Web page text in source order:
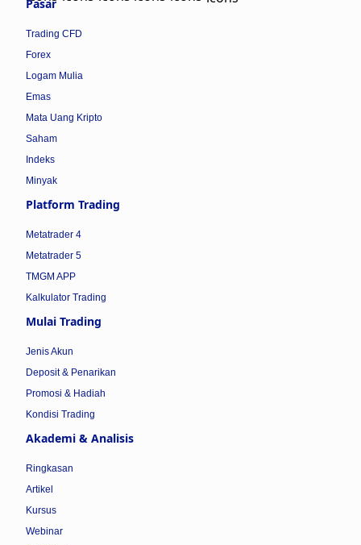
Pasar
Trading CFD
Forex
Logam Mulia
Emas
Mata Uang Kripto
Saham
Indeks
Minyak
Platform Trading
Metatrader 4
Metatrader 5
TMGM APP
Kalkulator Trading
Mulai Trading
Jenis Akun
Deposit & Penarikan
Promosi & Hadiah
Kondisi Trading
Akademi & Analisis
Ringkasan
Artikel
Kursus
Webinar